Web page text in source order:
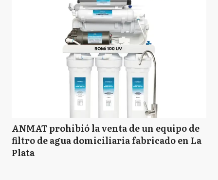
ANMAT prohibió la venta de un equipo de
filtro de agua domiciliaria fabricado en La
Plata